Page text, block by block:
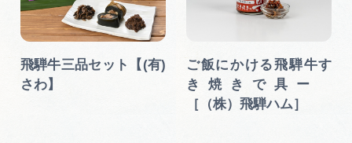
飛騨牛三品セット【(有)
さわ】
ご飯にかける飛騨牛す
き焼きで具ー
［（株）飛騨ハム］